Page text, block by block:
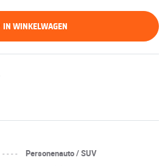
IN WINKELWAGEN
----
Personenauto / SUV